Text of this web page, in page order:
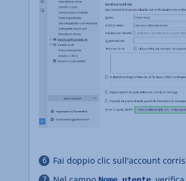
Fai doppio clic sull'account